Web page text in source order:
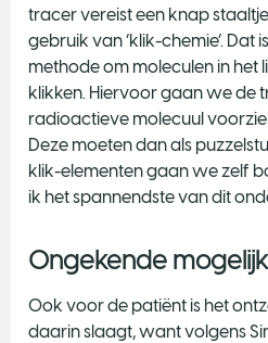
tracer vereist een knap
gebruik van ‘klik-chemie’. Dat
methode om moleculen in het
klikken. Hiervoor gaan we de
radioactieve molecuul
Deze moeten dan als
klik-elementen gaan we zelf
ik het spannendste van dit
Ongekende
Ook voor de patiënt is het
daarin slaagt, want volgens